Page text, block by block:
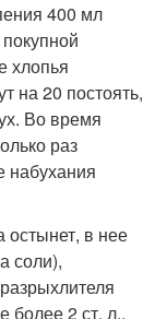
400 мл
хлопья
на 20 постоять,
Во время
раз
набухания
остынет, в нее
соли),
более 2 ст. л.,